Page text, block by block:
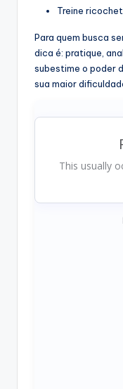
Treine
Para quem busca
dica é: pratique,
subestime o poder
sua maior